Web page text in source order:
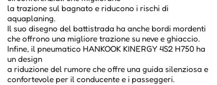
la trazione sul bagnato e riducono i rischi di
aquaplaning.
Il suo disegno del battistrada ha anche bordi mordenti
che offrono una migliore trazione su neve e ghiaccio.
Infine, il pneumatico HANKOOK KINERGY 4S2 H750 ha
un design
a riduzione del rumore che offre una guida silenziosa e
confortevole per il conducente e i passeggeri.